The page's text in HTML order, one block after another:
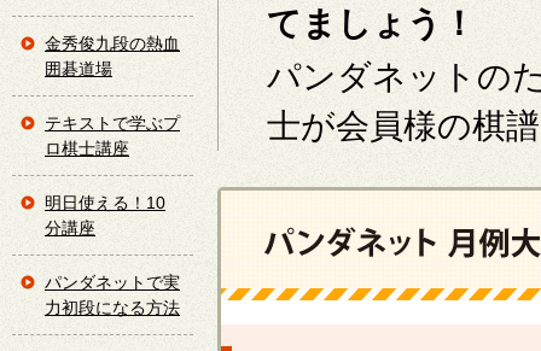
てましょう！
パンダネットの
士が会員様の棋
金秀俊九段の熱血
囲碁道場
テキストで学ぶプ
ロ棋士講座
明日使える！10
分講座
パンダネットで実
力初段になる方法